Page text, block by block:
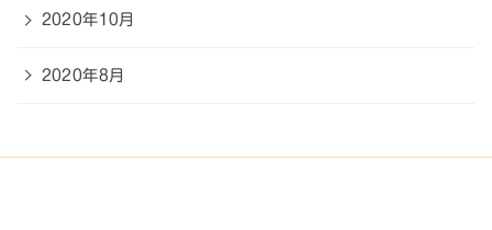
2020年10月
2020年8月